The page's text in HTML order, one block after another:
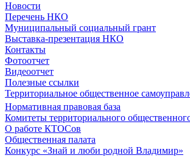
Новости
Перечень НКО
Муниципальный социальный грант
Выставка-презентация НКО
Контакты
Фотоотчет
Видеоотчет
Полезные ссылки
Территориальное общественное
Нормативная правовая база
Комитеты территориального
О работе КТОСов
Общественная палата
Конкурс «Знай и люби родной Владимир»